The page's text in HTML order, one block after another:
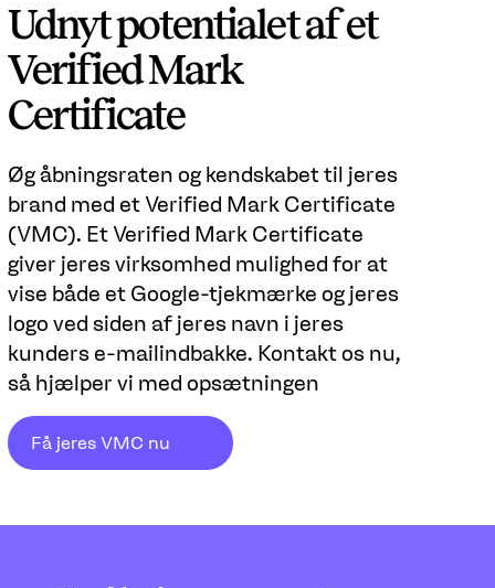
Udnyt potentialet af et
Verified Mark
Certificate
Øg åbningsraten og kendskabet til jeres
brand med et Verified Mark Certificate
(VMC). Et Verified Mark Certificate
giver jeres virksomhed mulighed for at
vise både et Google-tjekmærke og jeres
logo ved siden af jeres navn i jeres
kunders e-mailindbakke. Kontakt os nu,
så hjælper vi med opsætningen
Få jeres VMC nu